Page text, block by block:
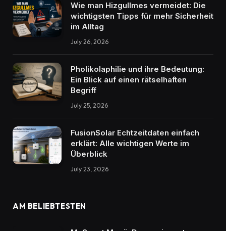
Wie man Hizgullmes vermeidet: Die
wichtigsten Tipps für mehr Sicherheit
im Alltag
July 26, 2026
Pholikolaphilie und ihre Bedeutung:
Ein Blick auf einen rätselhaften
Begriff
July 25, 2026
FusionSolar Echtzeitdaten einfach
erklärt: Alle wichtigen Werte im
Überblick
July 23, 2026
AM BELIEBTESTEN